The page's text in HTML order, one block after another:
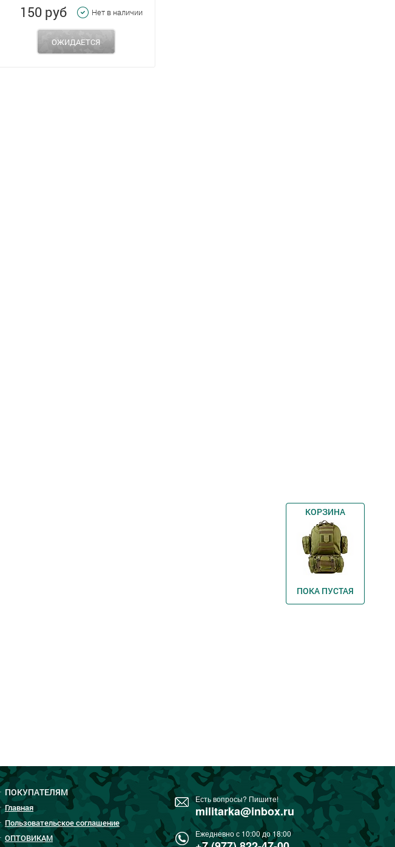
150 руб Нет в наличии
ОЖИДАЕТСЯ
Есть вопросы? Пишите!
militarka@inbox.ru
Ежедневно с 10:00 до 18:00
ПОКУПАТЕЛЯМ
Главная
Пользовательское соглашение
ОПТОВИКАМ
КОРЗИНА
ПОКА ПУСТАЯ